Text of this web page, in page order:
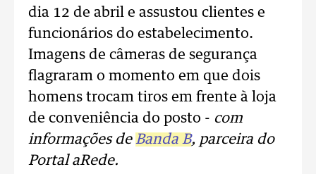
dia 12 de abril e assustou clientes e
funcionários do estabelecimento.
Imagens de câmeras de segurança
flagraram o momento em que dois
homens trocam tiros em frente à loja
de conveniência do posto - com
informações de Banda B, parceira do
Portal aRede.